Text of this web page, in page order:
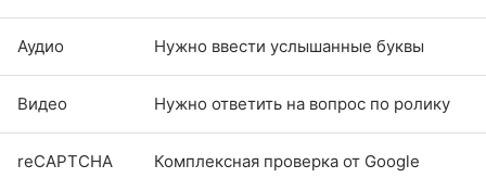
Аудио Нужно ввести услышанные буквы
Видео Нужно ответить на вопрос по ролику
reCAPTCHA Комплексная проверка от Google